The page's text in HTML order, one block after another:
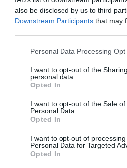
also be disclosed by us to third
Downstream Participants that may
Please note that this website/app
not limited to your visit or usage
grant or deny consent to Google
use your data for below specified
consent section.
Personal Data Processing Opt
I want to opt-out of the
personal data.
Opted In
I want to opt-out of the Sale of
Personal Data.
Opted In
I want to opt-out of processing
Personal Data for Targeted
Opted In
I nostri cari
I nostri cari
Giovannimaria Cabras